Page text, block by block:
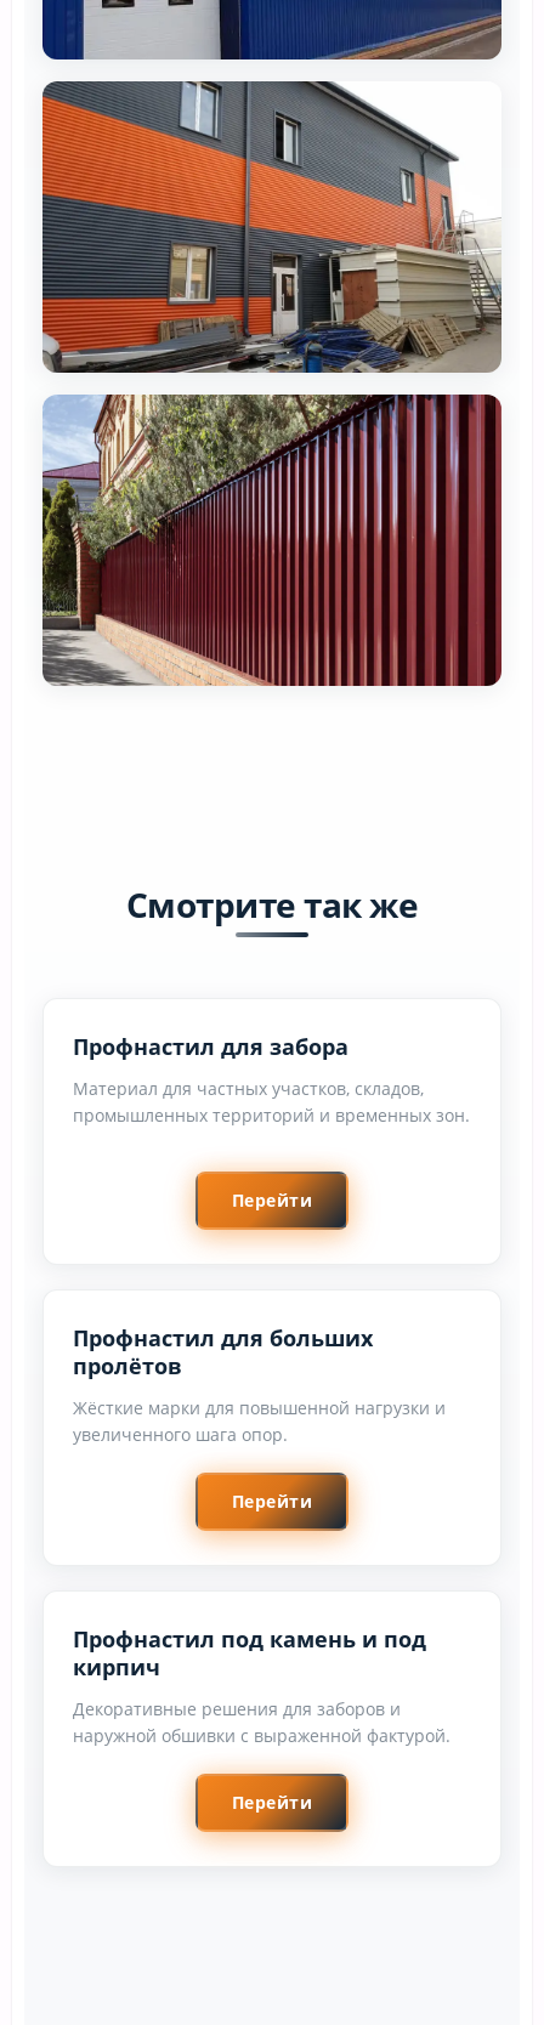
Смотрите так же
Профнастил для забора
Материал для частных участков, складов,
промышленных территорий и временных зон.
Перейти
Профнастил для больших
пролётов
Жёсткие марки для повышенной нагрузки и
увеличенного шага опор.
Перейти
Профнастил под камень и под
кирпич
Декоративные решения для заборов и
наружной обшивки с выраженной фактурой.
Перейти